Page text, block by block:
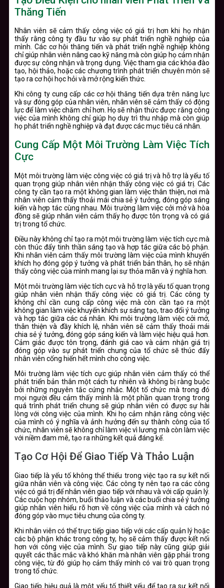
Thăng Tiến
Nhân viên sẽ cảm thấy công việc có giá trị hơn khi họ nhận
thấy rằng công ty đầu tư vào sự phát triển nghề nghiệp của
mình. Các cơ hội thăng tiến và phát triển nghề nghiệp không
chỉ giúp nhân viên nâng cao kỹ năng mà còn giúp họ cảm nhận
được sự công nhận và trọng dụng. Việc tham gia các khóa đào
tạo, hội thảo, hoặc các chương trình phát triển chuyên môn sẽ
tạo ra cơ hội học hỏi và mở rộng kiến thức.
Khi công ty cung cấp các cơ hội thăng tiến dựa trên năng lực
và sự đóng góp của nhân viên, nhân viên sẽ cảm thấy có động
lực để làm việc chăm chỉ hơn. Họ sẽ nhận thức được rằng công
việc của mình không chỉ giúp họ duy trì thu nhập mà còn giúp
họ phát triển nghề nghiệp và đạt được các mục tiêu cá nhân.
Cung Cấp Một Môi Trường Làm Việc Tích
Cực
Một môi trường làm việc công việc có giá trị và hỗ trợ là yếu tố
quan trọng giúp nhân viên nhận thấy công việc có giá trị. Các
công ty cần tạo ra một không gian làm việc thân thiện, nơi mà
nhân viên cảm thấy thoải mái chia sẻ ý tưởng, đóng góp sáng
kiến và hợp tác cùng nhau. Môi trường làm việc cởi mở và hòa
đồng sẽ giúp nhân viên cảm thấy họ được tôn trọng và có giá
trị trong tổ chức.
Điều này không chỉ tạo ra một môi trường làm việc tích cực mà
còn thúc đẩy tinh thần sáng tạo và hợp tác giữa các bộ phận.
Khi nhân viên cảm thấy môi trường làm việc của mình khuyến
khích họ đóng góp ý tưởng và phát triển bản thân, họ sẽ nhận
thấy công việc của mình mang lại sự thỏa mãn và ý nghĩa hơn.
Một môi trường làm việc tích cực và hỗ trợ là yếu tố quan trọng
giúp nhân viên nhận thấy công việc có giá trị. Các công ty
không chỉ cần cung cấp công việc mà còn cần tạo ra một
không gian làm việc khuyến khích sự sáng tạo, trao đổi ý tưởng
và hợp tác giữa các cá nhân. Khi môi trường làm việc cởi mở,
thân thiện và đầy khích lệ, nhân viên sẽ cảm thấy thoải mái
chia sẻ ý tưởng, đóng góp sáng kiến và làm việc hiệu quả hơn.
Cảm giác được tôn trọng, đánh giá cao và cảm nhận giá trị
đóng góp vào sự phát triển chung của tổ chức sẽ thúc đẩy
nhân viên cống hiến hết mình cho công việc.
Môi trường làm việc tích cực giúp nhân viên cảm thấy có thể
phát triển bản thân một cách tự nhiên và không bị ràng buộc
bởi những nguyên tắc cứng nhắc. Một tổ chức mà trong đó
mọi người đều cảm thấy mình là một phần quan trọng trong
quá trình phát triển chung sẽ giúp nhân viên có được sự hài
lòng với công việc của mình. Khi họ cảm nhận rằng công việc
của mình có ý nghĩa và ảnh hưởng đến sự thành công của tổ
chức, nhân viên sẽ không chỉ làm việc vì lương mà còn làm việc
với niềm đam mê, tạo ra những kết quả đáng kể.
Tạo Cơ Hội Để Giao Tiếp Và Thảo Luận
Giao tiếp là yếu tố không thể thiếu trong việc tạo ra sự kết nối
giữa nhân viên và công việc. Các công ty nên tạo ra các công
việc có giá trị để nhân viên giao tiếp với nhau và với cấp quản lý.
Các cuộc họp nhóm, buổi thảo luận và các buổi chia sẻ ý tưởng
giúp nhân viên hiểu rõ hơn về công việc của mình và cách nó
đóng góp vào mục tiêu chung của công ty.
Khi nhân viên có thể trực tiếp giao tiếp với các cấp quản lý hoặc
các bộ phận khác trong công ty, họ sẽ cảm thấy được kết nối
hơn với công việc của mình. Sự giao tiếp này cũng giúp giải
quyết các thắc mắc và khó khăn mà nhân viên gặp phải trong
công việc, từ đó giúp họ cảm thấy mình có vai trò quan trọng
trong tổ chức.
Giao tiếp hiệu quả là một yếu tố thiết yếu để tạo ra sự kết nối